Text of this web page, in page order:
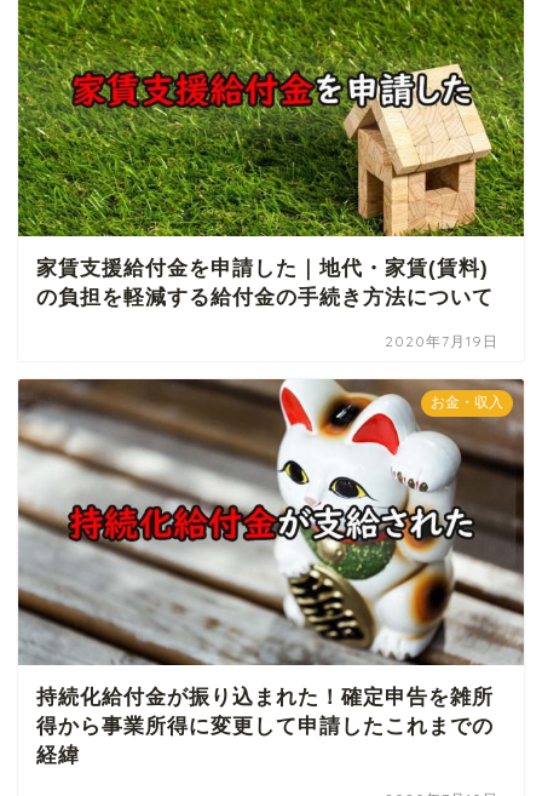
家賃支援給付金を申請した｜地代・家賃(賃料)
の負担を軽減する給付金の手続き方法について
2020年7月19日
お金・収入
持続化給付金が振り込まれた！確定申告を雑所
得から事業所得に変更して申請したこれまでの
経緯